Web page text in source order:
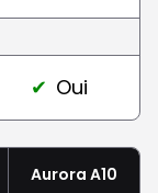
Oui
Aurora A10